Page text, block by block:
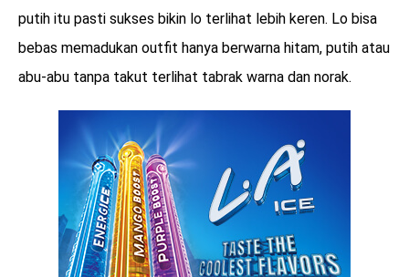
menarik
putih itu pasti sukses bikin lo terlihat lebih keren. Lo bisa
bebas memadukan outfit hanya berwarna hitam, putih atau
abu-abu tanpa takut terlihat tabrak warna dan norak.